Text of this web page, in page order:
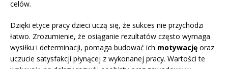
celów.
Dzięki etyce pracy dzieci uczą się, że sukces nie przychodzi
łatwo. Zrozumienie, że osiąganie rezultatów często wymaga
wysiłku i determinacji, pomaga budować ich motywację oraz
uczucie satysfakcji płynącej z wykonanej pracy. Wartości te